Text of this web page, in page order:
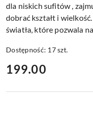
dla niskich sufitów ,
dobrać kształt i
światła, które pozwala
Dostępność: 17szt.
cena:
199.00